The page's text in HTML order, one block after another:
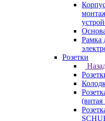
Рамка
Розетки
(витая